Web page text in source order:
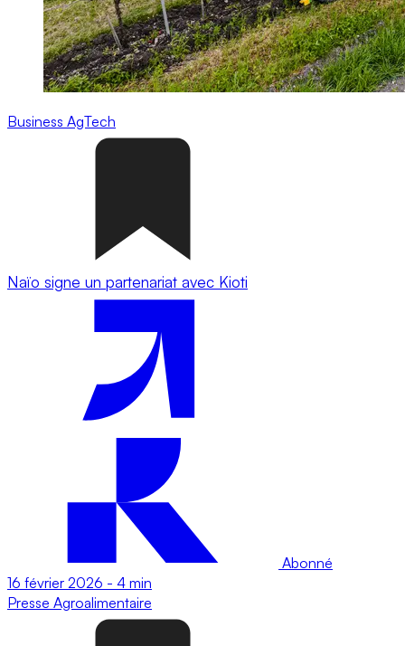
Business AgTech
Naïo signe un partenariat avec Kioti
Abonné
16 février 2026 - 4 min
Presse Agroalimentaire